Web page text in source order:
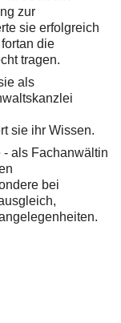
zur
sie erfolgreich
die
tragen.
als
sie ihr Wissen.
- als Fachanwältin
bei